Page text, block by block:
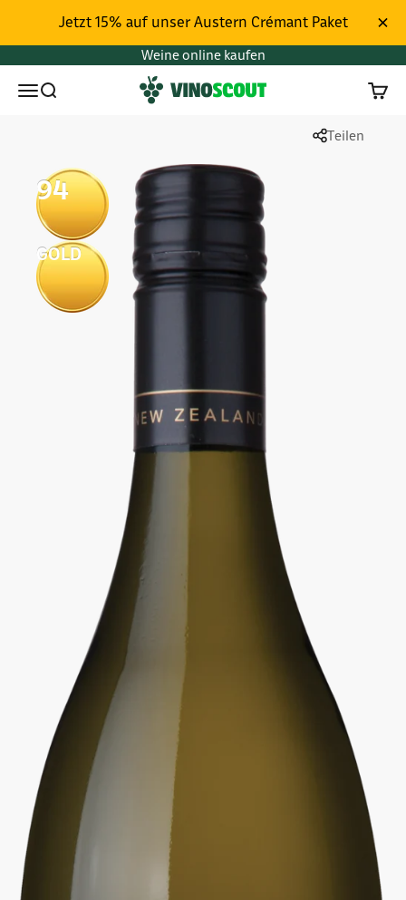
Jetzt 15% auf unser Austern Crémant Paket
Weine online kaufen
MenüSuchen Vinoscout
Teilen
94
GOLD